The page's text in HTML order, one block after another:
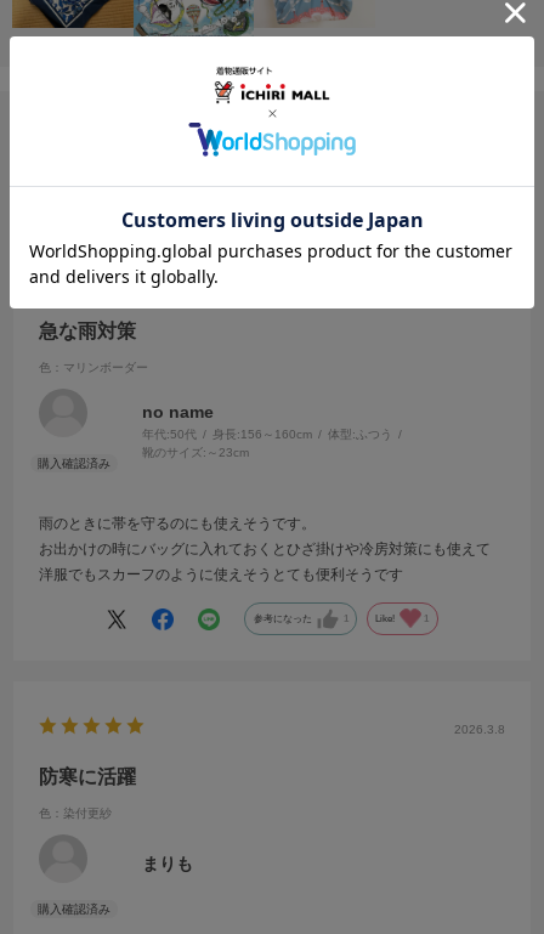
ユーザーレビュー
急な雨対策
色：マリンボーダー
no name
年代:50代 身長:156～160cm 体型:ふつう
靴のサイズ: ～23cm
雨のときに帯を守るのにも使えそうです。
お出かけの時にバッグに入れておくとひざ掛けや冷房対策にも使えて
洋服でもスカーフのように使えそうとても便利そうです
参考になった 1 Like! 1
2026.3.8
防寒に活躍
色：染付更紗
まりも